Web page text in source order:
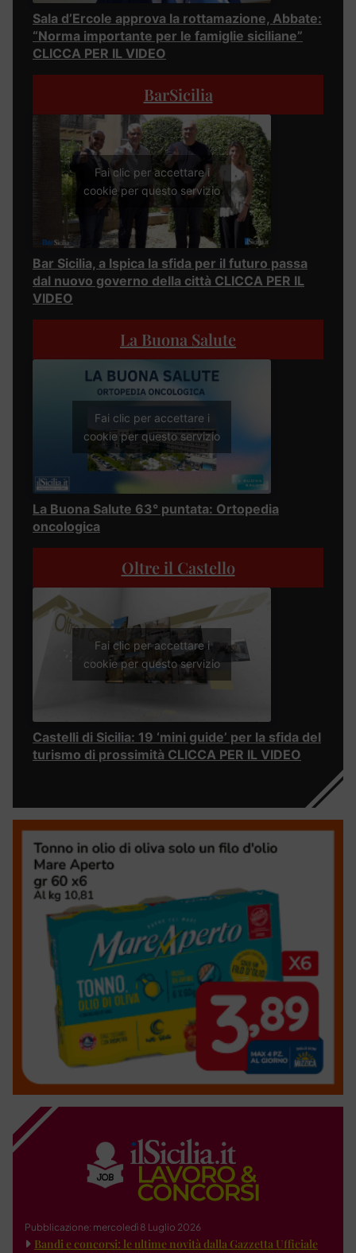
Sala d’Ercole approva la rottamazione, Abbate:
“Norma importante per le famiglie siciliane”
CLICCA PER IL VIDEO
BarSicilia
Fai clic per accettare i
cookie per questo servizio
Bar Sicilia, a Ispica la sfida per il futuro passa
dal nuovo governo della città CLICCA PER IL
VIDEO
La Buona Salute
Fai clic per accettare i
cookie per questo servizio
La Buona Salute 63° puntata: Ortopedia
oncologica
Oltre il Castello
Fai clic per accettare i
cookie per questo servizio
Castelli di Sicilia: 19 ‘mini guide’ per la sfida del
turismo di prossimità CLICCA PER IL VIDEO
Pubblicazione: mercoledì 8 Luglio 2026
Bandi e concorsi: le ultime novità dalla Gazzetta Ufficiale